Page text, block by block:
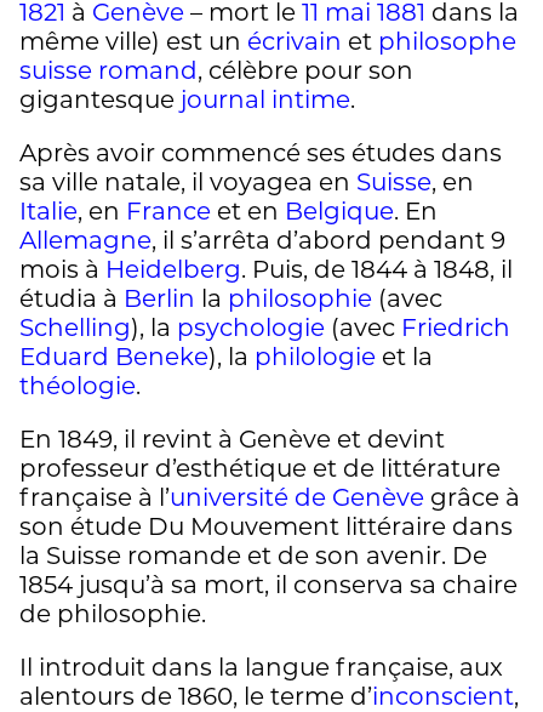
1821 à Genève – mort le 11 mai 1881 dans la
même ville) est un écrivain et philosophe
suisse romand , célèbre pour son
gigantesque journal intime.
Après avoir commencé ses études dans
sa ville natale, il voyagea en Suisse, en
Italie, en France et en Belgique. En
Allemagne, il s’arrêta d’abord pendant 9
mois à Heidelberg. Puis, de 1844 à 1848, il
étudia à Berlin la philosophie (avec
Schelling ), la psychologie (avec Friedrich
Eduard Beneke), la philologie et la
théologie.
En 1849, il revint à Genève et devint
professeur d’esthétique et de littérature
française à l’université de Genève grâce à
son étude Du Mouvement littéraire dans
la Suisse romande et de son avenir. De
1854 jusqu’à sa mort, il conserva sa chaire
de philosophie.
Il introduit dans la langue française, aux
alentours de 1860, le terme d’inconscient,